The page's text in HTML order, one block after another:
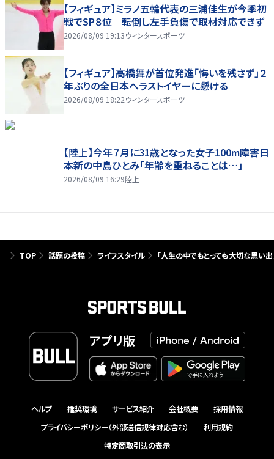
【フィギュア】ミラノ五輪代表の三浦佳生が今季初
戦でSP８位 転倒し左手負傷で取材対応できず
2026/08/09 19:13ウィンタースポーツ
【フィギュア】高橋舞が首位発進「悔いを残さず」２
年ぶりの全日本へラストイヤーに懸ける
2026/08/09 18:22ウィンタースポーツ
【陸上】今年７月に31歳となった女子100m障害日
本新の中島ひとみ「年齢を重ねることは…」
2026/08/09 16:29陸上
TOP 話題の投稿 ライフスタイル 「人生の中でもとっても大切な思い
アプリ版
ヘルプ 推奨環境 サービス紹介 会社概要
採用情報
プライバシーポリシー（外部送信規律対応含む）
利用規約
特定商取引法の表示